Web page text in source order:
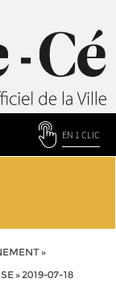
EN 1 CLIC
»
»2019-07-18